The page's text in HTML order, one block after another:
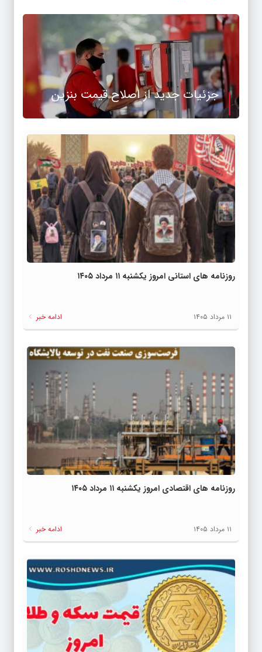
۱۱ مرداد ۱۴۰۵
جدید ترین آمار جمعیتی ایران
۱۱ مرداد ۱۴۰۵
۱۱ مرداد ۱۴۰۵
چند راه‌ ساده برای خنک کردن گوشی داغ
۱۱ مرداد ۱۴۰۵
روزنامه های استانی امروز یکشنبه ۱۱ مرداد
۱۴۰۵
۱۱ مرداد ۱۴۰۵
جزئیات جدید از اصلاح قیمت بنزین
روزنامه های استانی امروز یکشنبه ۱۱ مرداد ۱۴۰۵
۱۱ مرداد ۱۴۰۵ ادامه خبر
روزنامه های اقتصادی امروز یکشنبه ۱۱ مرداد ۱۴۰۵
۱۱ مرداد ۱۴۰۵ ادامه خبر